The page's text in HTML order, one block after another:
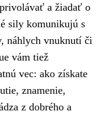
a žiadať o
sily komunikujú s
náhlych vnuknutí či
vám tiež
vec: ako získate
znamenie,
z dobrého a